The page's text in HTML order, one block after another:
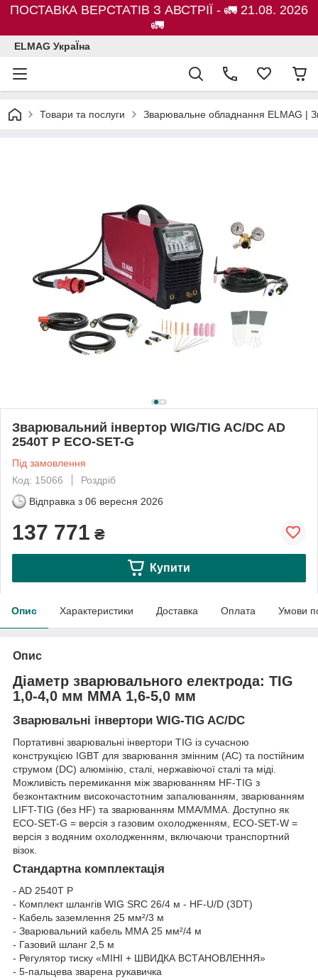
ПОСТАВКА ВЕРСТАТІВ З АВСТРІЇ - 🚛 21.08. 2026
🚛
ELMAG УкраЇна
Товари та послуги Зварювальне обладнання ELMAG |
Зварювальний інвертор WIG/TIG AC/DC AD
2540T P ECO-SET-G
Під замовлення
Код: 15066
Роздріб
Відправка з 06 вересня 2026
137 771 ₴
Купити
Опис Характеристики Доставка Оплата Умови
Опис
Діаметр зварювального електрода: TIG
1,0-4,0 мм ММА 1,6-5,0 мм
Зварювальні інвертори WIG-TIG AC/DC
Портативні зварювальні інвертори TIG із сучасною
конструкцією IGBT для зварювання змінним (AC) та постійним
струмом (DC) алюмінію, сталі, нержавіючої сталі та міді.
Можливість перемикання між зварюванням HF-TIG з
безконтактним високочастотним запалюванням, зварюванням
LIFT-TIG (без HF) та зварюванням MMA/MMA. Доступно як
ECO-SET-G = версія з газовим охолодженням, ECO-SET-W =
версія з водяним охолодженням, включаючи транспортний
візок.
Стандартна комплектація
- AD 2540T P
- Комплект шлангів WIG SRC 26/4 м - HF-U/D (3DT)
- Кабель заземлення 25 мм²/3 м
- Зварювальний кабель ММА 25 мм²/4 м
- Газовий шланг 2,5 м
- Регулятор тиску «МІНІ + ШВИДКА ВСТАНОВЛЕННЯ»
- 5-пальцева зварена рукавичка